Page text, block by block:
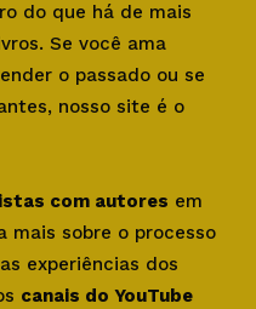
do que há de mais
Se você ama
o passado ou se
nosso site é o
com autores em
mais sobre o processo
experiências dos
canais do YouTube